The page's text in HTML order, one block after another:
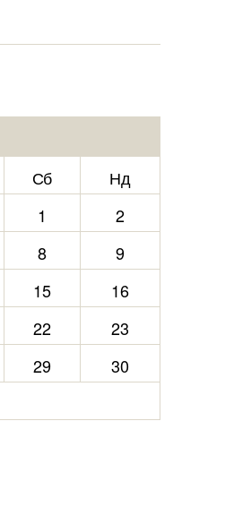
Сб
Нд
1
2
8
9
15
16
22
23
29
30